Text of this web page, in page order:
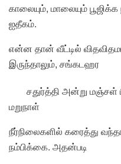
காலையும், மாலையும்
ஐதீகம்.
என்ன தான் வீட்டில்
இருந்தாலும், சங்கடஹர
சதுர்த்தி அன்று மஞ்சள்
மறுநாள்
நீர்நிலைகளில் கரைத்து
நம்பிக்கை. அதன்படி